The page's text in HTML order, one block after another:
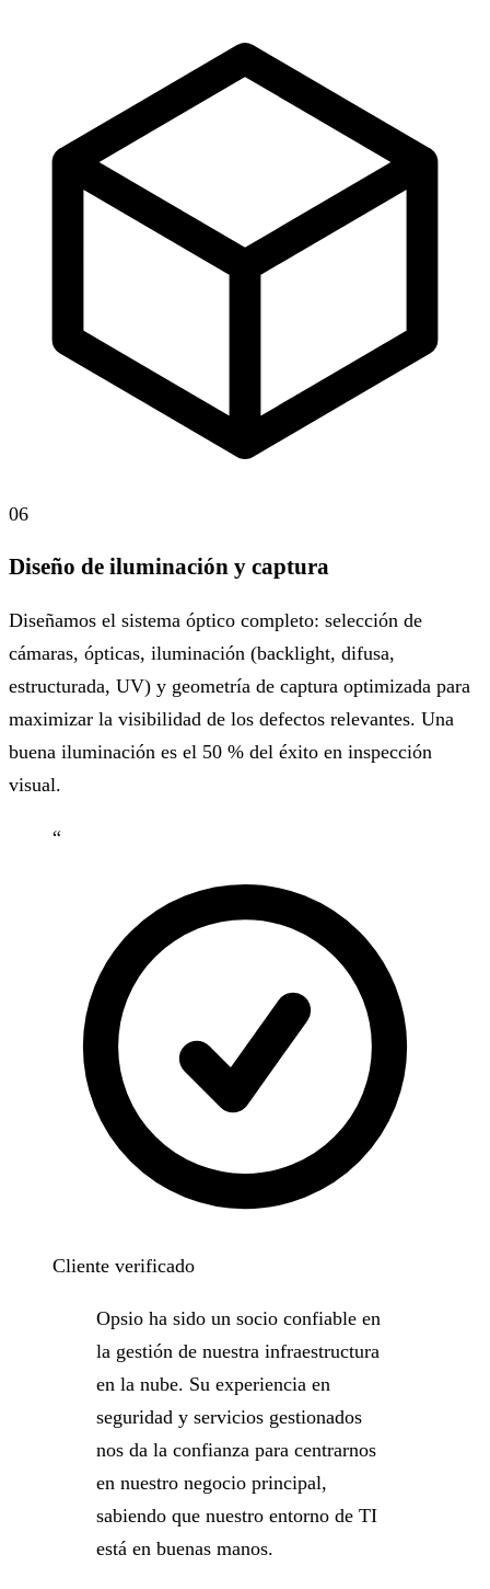
06
Diseño de iluminación y captura
Diseñamos el sistema óptico completo: selección de
cámaras, ópticas, iluminación (backlight, difusa,
estructurada, UV) y geometría de captura optimizada para
maximizar la visibilidad de los defectos relevantes. Una
buena iluminación es el 50 % del éxito en inspección
visual.
“
Cliente verificado
Opsio ha sido un socio confiable en
la gestión de nuestra infraestructura
en la nube. Su experiencia en
seguridad y servicios gestionados
nos da la confianza para centrarnos
en nuestro negocio principal,
sabiendo que nuestro entorno de TI
está en buenas manos.